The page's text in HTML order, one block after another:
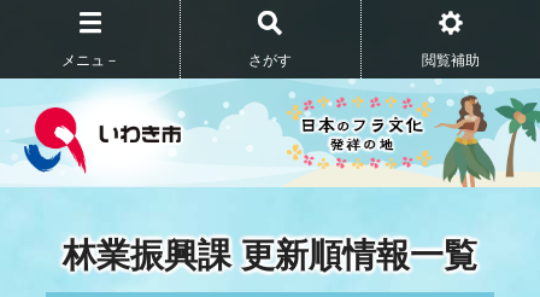
メニュ－ さがす 閲覧補助
林業振興課 更新順情報一覧